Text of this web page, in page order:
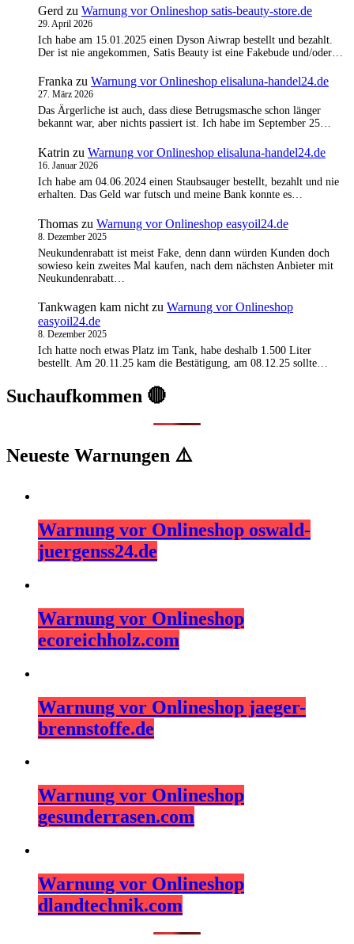
Gerd zu Warnung vor Onlineshop satis-beauty-store.de
29. April 2026
Ich habe am 15.01.2025 einen Dyson Aiwrap bestellt und bezahlt.
Der ist nie angekommen, Satis Beauty ist eine Fakebude und/oder…
Franka zu Warnung vor Onlineshop elisaluna-handel24.de
27. März 2026
Das Ärgerliche ist auch, dass diese Betrugsmasche schon länger
bekannt war, aber nichts passiert ist. Ich habe im September 25…
Katrin zu Warnung vor Onlineshop elisaluna-handel24.de
16. Januar 2026
Ich habe am 04.06.2024 einen Staubsauger bestellt, bezahlt und nie
erhalten. Das Geld war futsch und meine Bank konnte es…
Thomas zu Warnung vor Onlineshop easyoil24.de
8. Dezember 2025
Neukundenrabatt ist meist Fake, denn dann würden Kunden doch
sowieso kein zweites Mal kaufen, nach dem nächsten Anbieter mit
Neukundenrabatt…
Tankwagen kam nicht zu Warnung vor Onlineshop
easyoil24.de
8. Dezember 2025
Ich hatte noch etwas Platz im Tank, habe deshalb 1.500 Liter
bestellt. Am 20.11.25 kam die Bestätigung, am 08.12.25 sollte…
Suchaufkommen 🔴
Neueste Warnungen ⚠️
Warnung vor Onlineshop oswald-
juergenss24.de
Warnung vor Onlineshop
ecoreichholz.com
Warnung vor Onlineshop jaeger-
brennstoffe.de
Warnung vor Onlineshop
gesunderrasen.com
Warnung vor Onlineshop
dlandtechnik.com